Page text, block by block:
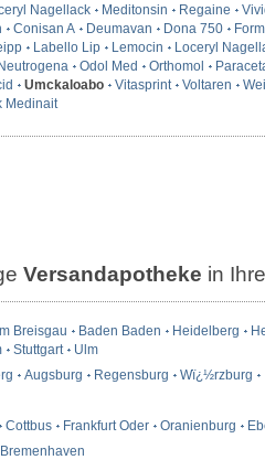
Nagellack Meditonsin Regaine
Conisan A Deumavan Dona 750
Labello Lip Lemocin
Loceryl
Odol Med Orthomol
Umckaloabo Vitasprint Voltaren
Medinait
Versandapotheke in
Breisgau Baden Baden Heidelberg
Stuttgart
Ulm
Augsburg Regensburg Wï¿½rzburg
Cottbus Frankfurt Oder Oranienburg
Bremenhaven